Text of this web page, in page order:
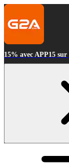
15% avec APP15